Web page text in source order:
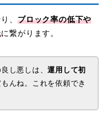
、 ブロック率の低下や
に繋がります。
し悪しは、運用して初
もんね。これを依頼でき